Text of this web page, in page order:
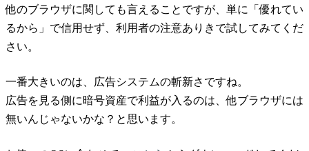
他のブラウザに関しても言えることですが、単に「優れてい
るから」で信用せず、利用者の注意ありきで試してみてくだ
さい。
一番大きいのは、広告システムの斬新さですね。
広告を見る側に暗号資産で利益が入るのは、他ブラウザには
無いんじゃないかな？と思います。